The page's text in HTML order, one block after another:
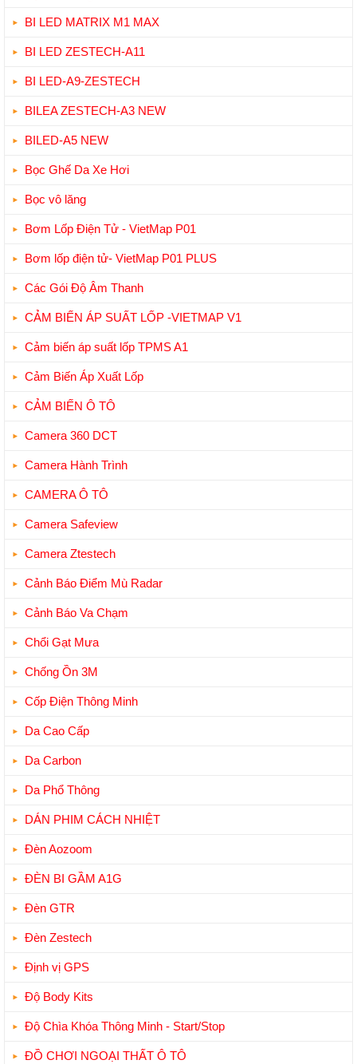
BI LED MATRIX M1 MAX
BI LED ZESTECH-A11
BI LED-A9-ZESTECH
BILEA ZESTECH-A3 NEW
BILED-A5 NEW
Bọc Ghế Da Xe Hơi
Bọc vô lăng
Bơm Lốp Điện Tử - VietMap P01
Bơm lốp điện tử- VietMap P01 PLUS
Các Gói Độ Âm Thanh
CẢM BIẾN ÁP SUẤT LỐP -VIETMAP V1
Cảm biến áp suất lốp TPMS A1
Cảm Biến Áp Xuất Lốp
CẢM BIẾN Ô TÔ
Camera 360 DCT
Camera Hành Trình
CAMERA Ô TÔ
Camera Safeview
Camera Ztestech
Cảnh Báo Điểm Mù Radar
Cảnh Báo Va Chạm
Chổi Gạt Mưa
Chống Ồn 3M
Cốp Điện Thông Minh
Da Cao Cấp
Da Carbon
Da Phổ Thông
DÁN PHIM CÁCH NHIỆT
Đèn Aozoom
ĐÈN BI GẦM A1G
Đèn GTR
Đèn Zestech
Định vị GPS
Độ Body Kits
Độ Chìa Khóa Thông Minh - Start/Stop
ĐỒ CHƠI NGOẠI THẤT Ô TÔ